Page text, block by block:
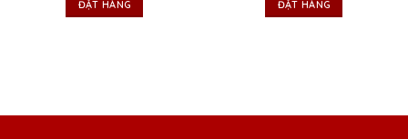
600.000₫.
ĐẶT HÀNG 600.000₫.
ĐẶT HÀNG